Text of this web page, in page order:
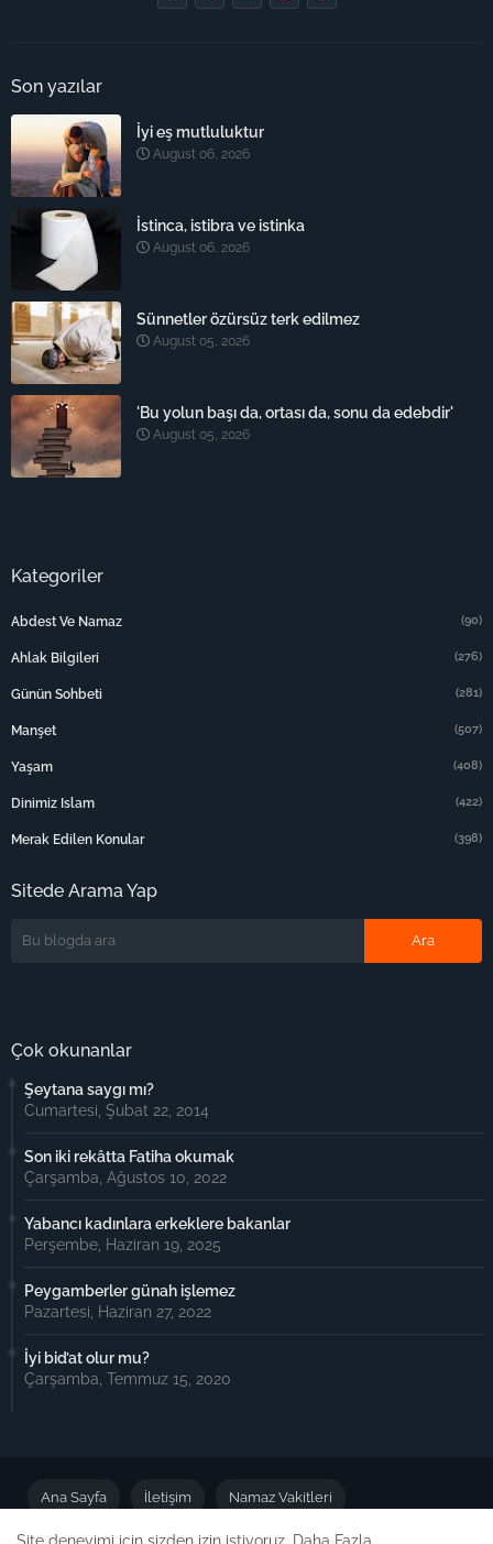
Son yazılar
İyi eş mutluluktur
August 06, 2026
İstinca, istibra ve istinka
August 06, 2026
Sünnetler özürsüz terk edilmez
August 05, 2026
'Bu yolun başı da, ortası da, sonu da edebdir'
August 05, 2026
Kategoriler
Abdest Ve Namaz (90)
Ahlak Bilgileri (276)
Günün Sohbeti (281)
Manşet (507)
Yaşam (408)
Dinimiz Islam (422)
Merak Edilen Konular (398)
Sitede Arama Yap
Çok okunanlar
Şeytana saygı mı?
Cumartesi, Şubat 22, 2014
Son iki rekâtta Fatiha okumak
Çarşamba, Ağustos 10, 2022
Yabancı kadınlara erkeklere bakanlar
Perşembe, Haziran 19, 2025
Peygamberler günah işlemez
Pazartesi, Haziran 27, 2022
İyi bid’at olur mu?
Çarşamba, Temmuz 15, 2020
Ana Sayfa İletişim Namaz Vakitleri